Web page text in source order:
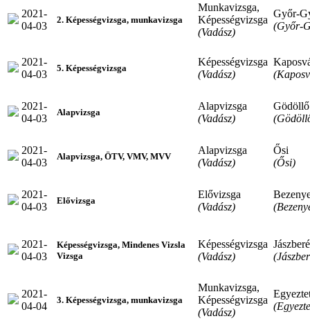
2021-
04-03
2. Képességvizsga, munkavizsga
Munkavizsga,
Képességvizsga
(Vadász)
Győr-
(Győr-
2021-
04-03
5. Képességvizsga
Képességvizsga
(Vadász)
2021-
04-03
Alapvizsga
Alapvizsga
(Vadász)
Gödöllő
2021-
04-03
Alapvizsga, ÖTV, VMV, MVV
Alapvizsga
(Vadász)
Ősi
(Ősi)
2021-
04-03
Elővizsga
Elővizsga
(Vadász)
2021-
04-03
Képességvizsga, Mindenes Vizsla
Vizsga
Képességvizsga
(Vadász)
2021-
04-04
3. Képességvizsga, munkavizsga
Munkavizsga,
Képességvizsga
(Vadász)